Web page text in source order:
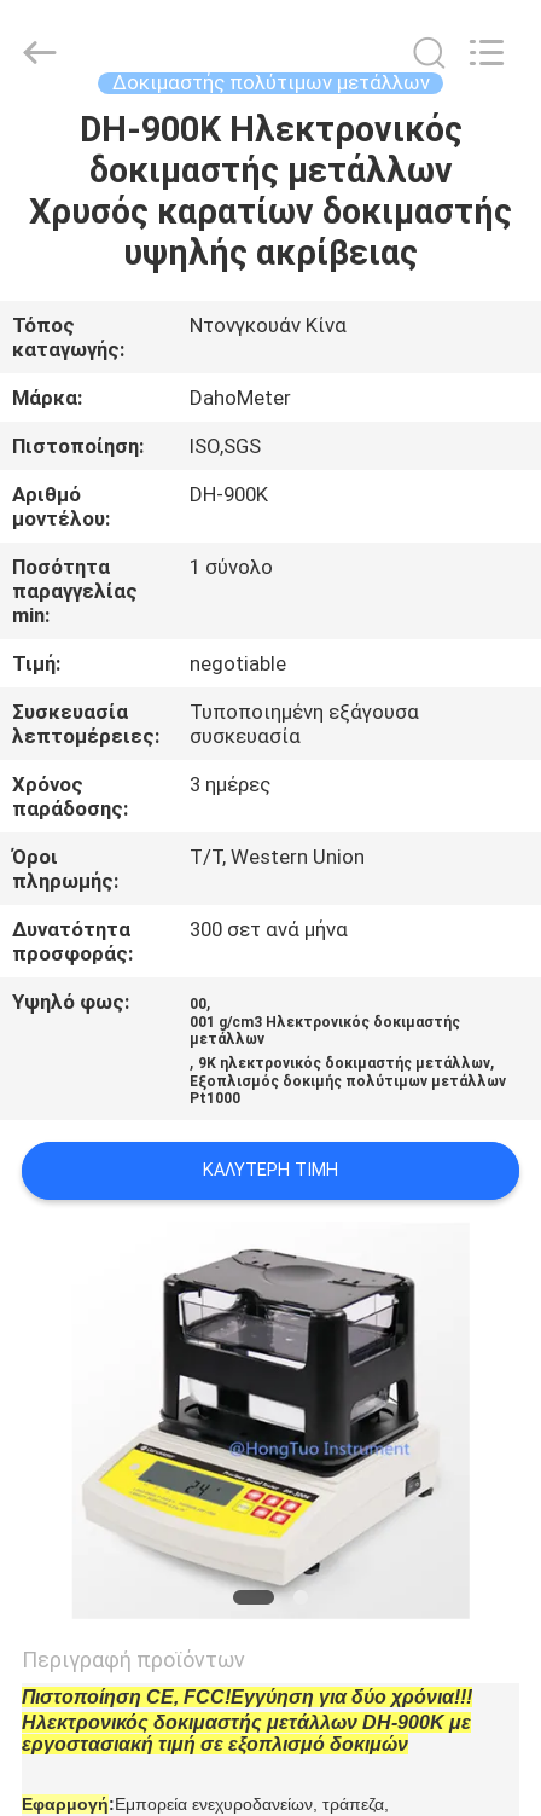
ΣΠΊΤΙ
ΠΡΟΪΌΝΤΑ
ΕΜΕΊΣ
ΓΎΡΟΣ
ΕΡΓΟΣΤΑΣΊΩΝ
ΠΟΙΟΤΙΚΌΣ
ΈΛΕΓΧΟΣ
ΕΛΆΤΕ
ΣΕ
ΕΠΑΦΉ
ΜΕ
ΖΗΤΉΣΤΕ
ΈΝΑ
ΑΠΌΣΠΑΣΜΑ
POLICY
Guangdong Hongtuo Instrument Technology Co.,Ltd.
ECER
Δοκιμαστής πολύτιμων μετάλλων
DH-900K Ηλεκτρονικός
δοκιμαστής μετάλλων
Χρυσός καρατίων δοκιμαστής
υψηλής ακρίβειας
Τόπος
καταγωγής:
Ντονγκουάν Κίνα
Μάρκα:
DahoMeter
Πιστοποίηση:
ISO,SGS
Αριθμό
μοντέλου:
DH-900K
Ποσότητα
παραγγελίας
min:
1 σύνολο
Τιμή:
negotiable
Συσκευασία
λεπτομέρειες:
Τυποποιημένη εξάγουσα
συσκευασία
Χρόνος
παράδοσης:
3 ημέρες
Όροι
πληρωμής:
T/T, Western Union
Δυνατότητα
προσφοράς:
300 σετ ανά μήνα
Υψηλό φως: 00,
001 g/cm3 Ηλεκτρονικός δοκιμαστής
μετάλλων
, 9K ηλεκτρονικός δοκιμαστής μετάλλων,
Εξοπλισμός δοκιμής πολύτιμων μετάλλων
Pt1000
ΚΑΛΎΤΕΡΗ ΤΙΜΉ
Περιγραφή προϊόντων
Πιστοποίηση CE, FCC!Εγγύηση για δύο χρόνια!!!
Ηλεκτρονικός δοκιμαστής μετάλλων DH-900K με
εργοστασιακή τιμή σε εξοπλισμό δοκιμών
Εφαρμογή:Εμπορεία ενεχυροδανείων, τράπεζα,